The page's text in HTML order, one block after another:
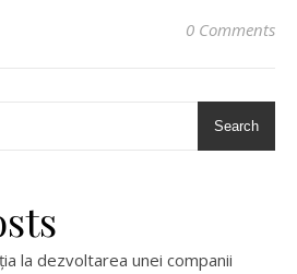
0 Comments
Search
la dezvoltarea unei companii